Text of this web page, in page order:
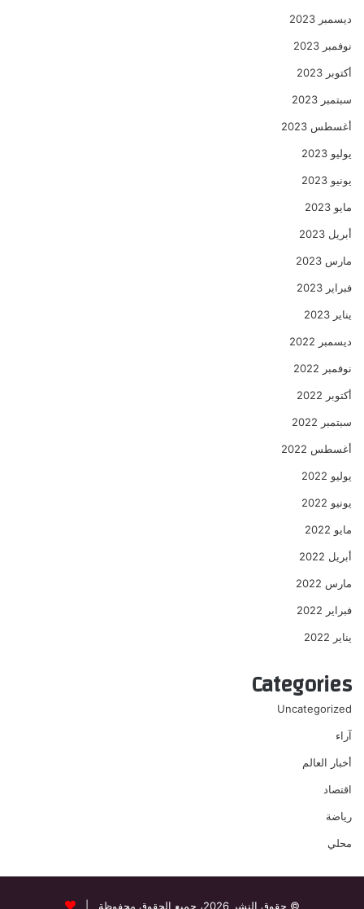
ديسمبر 2023
نوفمبر 2023
أكتوبر 2023
سبتمبر 2023
أغسطس 2023
يوليو 2023
يونيو 2023
مايو 2023
أبريل 2023
مارس 2023
فبراير 2023
يناير 2023
ديسمبر 2022
نوفمبر 2022
أكتوبر 2022
سبتمبر 2022
أغسطس 2022
يوليو 2022
يونيو 2022
مايو 2022
أبريل 2022
مارس 2022
فبراير 2022
يناير 2022
Categories
Uncategorized
آراء
أخبار العالم
اقتصاد
رياضة
محلي
© حقوق النشر 2026، جميع الحقوق محفوظة |